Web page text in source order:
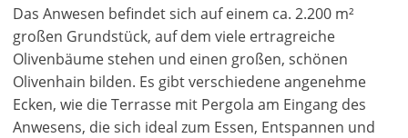
Das Anwesen befindet sich auf einem ca. 2.200 m²
großen Grundstück, auf dem viele ertragreiche
Olivenbäume stehen und einen großen, schönen
Olivenhain bilden. Es gibt verschiedene angenehme
Ecken, wie die Terrasse mit Pergola am Eingang des
Anwesens, die sich ideal zum Essen, Entspannen und
Noch
kein
Konto
haben?
Jetzt
registrieren!